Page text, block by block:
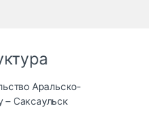
Аральско-
– Саксаульск